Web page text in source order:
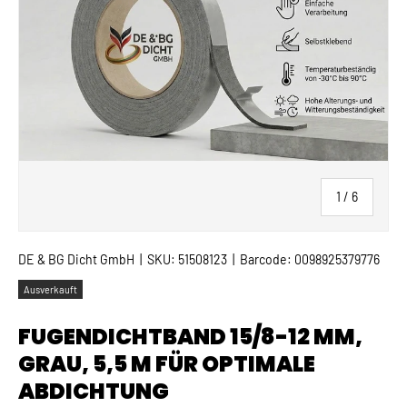
1 / von
6
DE & BG Dicht GmbH SKU: 51508123 Barcode: 0098925379776
Ausverkauft
FUGENDICHTBAND 15/8-12 MM,
GRAU, 5,5 M FÜR OPTIMALE
ABDICHTUNG